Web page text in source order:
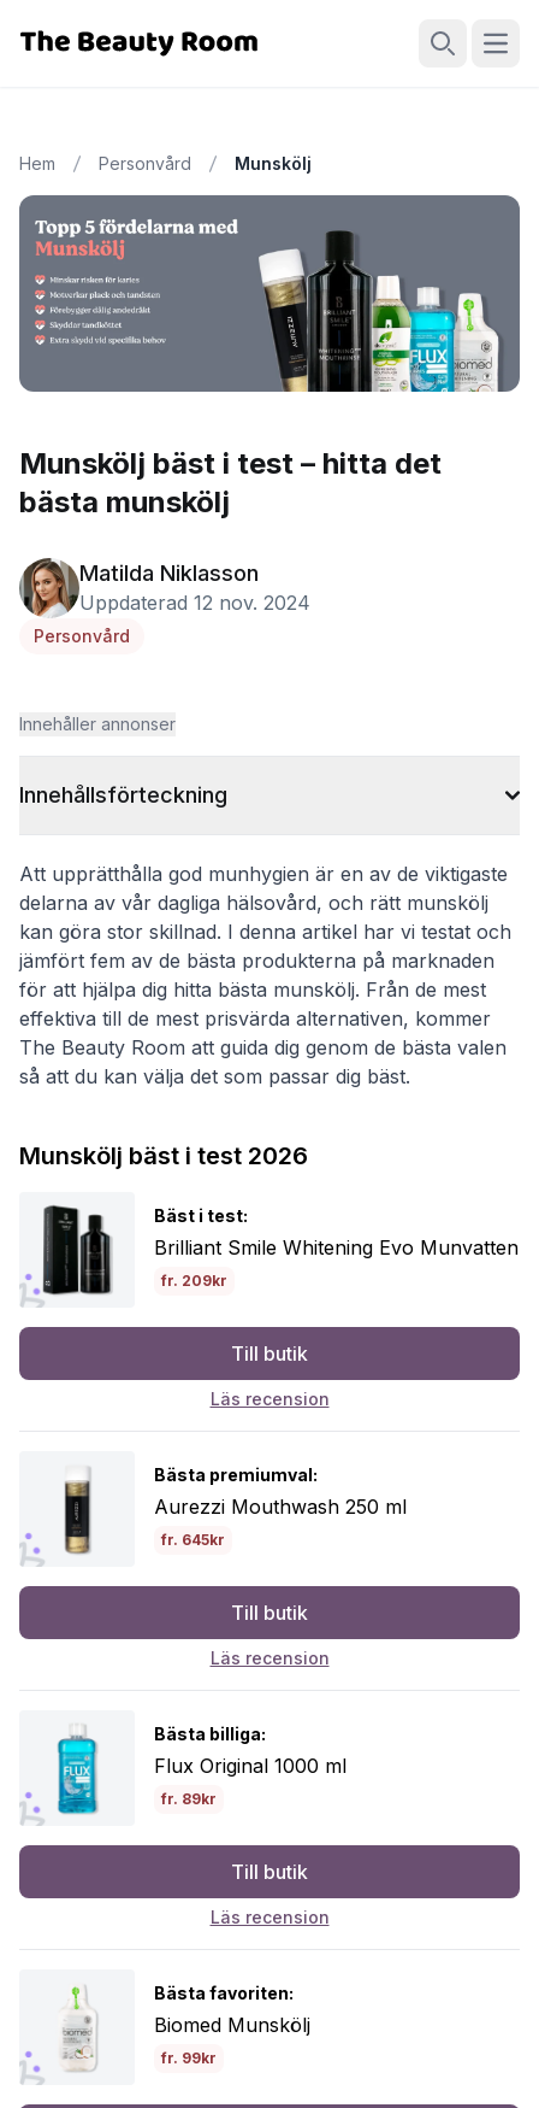
Hem Personvård Munskölj
Munskölj bäst i test – hitta det
bästa munskölj
Matilda Niklasson
Uppdaterad 12 nov. 2024
Personvård
Innehåller annonser
Innehållsförteckning
Att upprätthålla god munhygien är en av de viktigaste
delarna av vår dagliga hälsovård, och rätt munskölj
kan göra stor skillnad. I denna artikel har vi testat och
jämfört fem av de bästa produkterna på marknaden
för att hjälpa dig hitta bästa munskölj. Från de mest
effektiva till de mest prisvärda alternativen, kommer
The Beauty Room att guida dig genom de bästa valen
så att du kan välja det som passar dig bäst.
Munskölj bäst i test 2026
Bäst i test:
Brilliant Smile Whitening Evo Munvatten
fr. 209kr
Till butik
Läs recension
Bästa premiumval:
Aurezzi Mouthwash 250 ml
fr. 645kr
Till butik
Läs recension
Bästa billiga:
Flux Original 1000 ml
fr. 89kr
Till butik
Läs recension
Bästa favoriten:
Biomed Munskölj
fr. 99kr